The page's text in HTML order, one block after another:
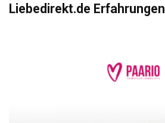
Liebedirekt.de Erfahrungen